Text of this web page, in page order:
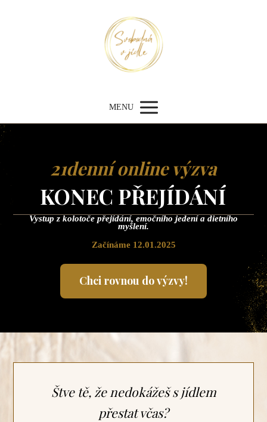
MENU
21denní online výzva
KONEC PŘEJÍDÁNÍ
Vystup z kolotoče přejídání, emočního jedení a dietního
myšlení.
Začínáme 12.01.2025
Chci rovnou do výzvy!
Štve tě, že nedokážeš s jídlem
přestat včas?